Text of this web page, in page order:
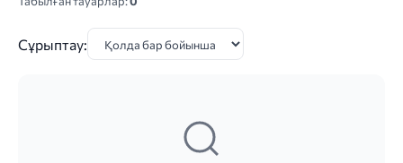
Сұрыптау: